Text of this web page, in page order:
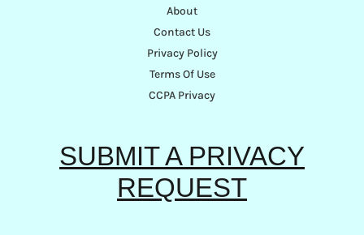
About
Contact Us
Privacy Policy
Terms Of Use
CCPA Privacy
SUBMIT A PRIVACY
REQUEST